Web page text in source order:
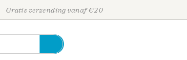
Gratis verzending vanaf €20